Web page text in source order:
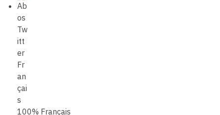
100% Français